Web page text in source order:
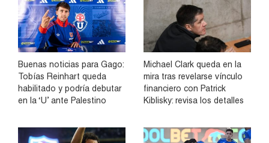
Buenas noticias para Gago:
Tobías Reinhart queda
habilitado y podría debutar
en la ‘U’ ante Palestino
Michael Clark queda en la
mira tras revelarse vínculo
financiero con Patrick
Kiblisky: revisa los detalles